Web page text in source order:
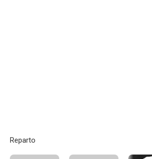
Reparto